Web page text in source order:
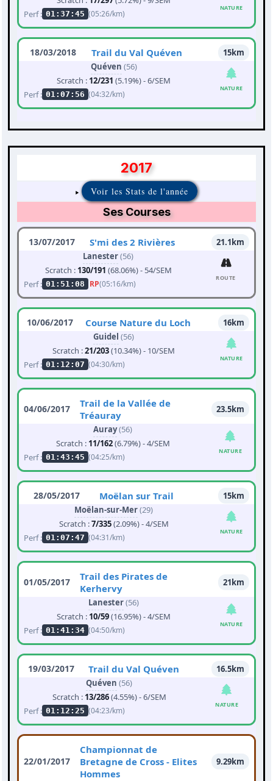
Perf : 01:37:45 (05:26/km)
NATURE
18/03/2018 Trail du Val Quéven
15km
Quéven (56)
Scratch : 12/231 (5.19%) - 6/SEM
Perf : 01:07:56 (04:32/km)
NATURE
2017
Voir les Stats de l'année
Ses Courses
13/07/2017 S'mi des 2 Rivières
21.1km
Lanester(56)
Scratch : 130/191 (68.06%) - 54/SEM
Perf : 01:51:08 RP(05:16/km)
ROUTE
10/06/2017 Course Nature du Loch
16km
Guidel (56)
Scratch :21/203(10.34%) - 10/SEM
Perf : 01:12:07 (04:30/km)
NATURE
04/06/2017
Trail de la Vallée de
Tréauray
23.5km
Auray(56)
Scratch : 11/162(6.79%) - 4/SEM
Perf : 01:43:45 (04:25/km)
NATURE
28/05/2017 Moëlan sur Trail
15km
Moëlan-sur-Mer(29)
Scratch :7/335(2.09%) - 4/SEM
Perf : 01:07:47 (04:31/km)
NATURE
01/05/2017
Trail des Pirates de
Kerhervy
21km
Lanester(56)
Scratch : 10/59(16.95%) - 4/SEM
Perf : 01:41:34 (04:50/km)
NATURE
19/03/2017 Trail du Val Quéven
16.5km
Quéven (56)
Scratch : 13/286(4.55%) - 6/SEM
Perf : 01:12:25 (04:23/km)
NATURE
22/01/2017
Championnat de
Bretagne de Cross - Elites
Hommes
9.29km